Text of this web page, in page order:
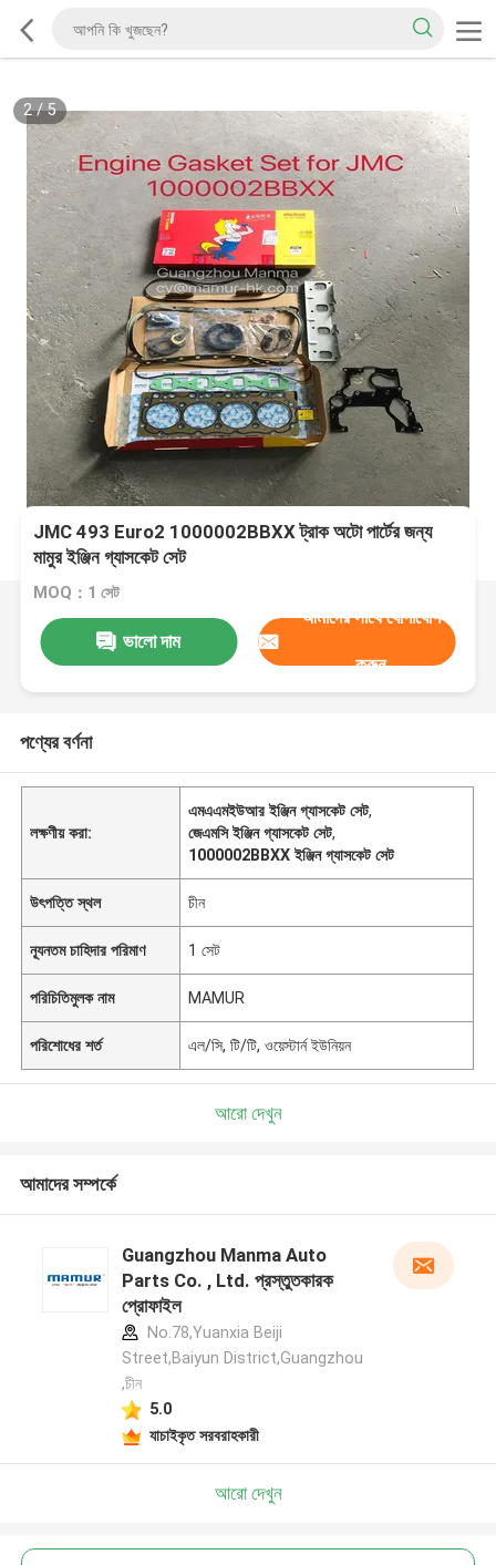
2/5
JMC 493 Euro2 1000002BBXX ট্রাক অটো পার্টের জন্য
মামুর ইঞ্জিন গ্যাসকেট সেট
MOQ：1 সেট
ভালো দাম
আমাদের সাথে যোগাযোগ
করুন
পণ্যের বর্ণনা
লক্ষণীয় করা:
এমএএমইউআর ইঞ্জিন গ্যাসকেট সেট,
জেএমসি ইঞ্জিন গ্যাসকেট সেট,
1000002BBXX ইঞ্জিন গ্যাসকেট সেট
উৎপত্তি স্থল চীন
ন্যূনতম চাহিদার পরিমাণ 1 সেট
পরিচিতিমুলক নাম MAMUR
পরিশোধের শর্ত এল/সি, টি/টি, ওয়েস্টার্ন ইউনিয়ন
আরো দেখুন
আমাদের সম্পর্কে
Guangzhou Manma Auto
Parts Co. , Ltd. প্রস্তুতকারক
প্রোফাইল
No.78,Yuanxia Beiji
Street,Baiyun District,Guangzhou
,চীন
5.0
যাচাইকৃত সরবরাহকারী
আরো দেখুন